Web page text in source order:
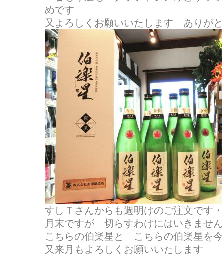
めです
又よろしくお願いいたします ありが
すしＴさんからも週明けのご注文です
月末ですが 切らすわけにはいきませ
こちらの伯楽星と こちらの伯楽星を
又来月もよろしくお願いいたします